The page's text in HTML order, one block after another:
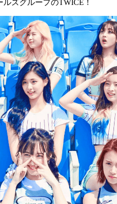
ズグループのTWICE！